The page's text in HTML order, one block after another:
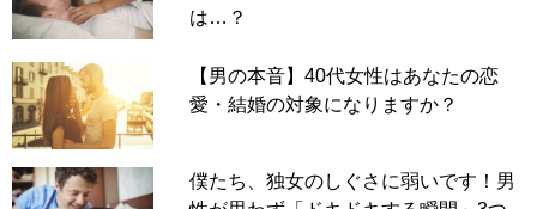
は…？
【男の本音】40代女性はあなたの恋
愛・結婚の対象になりますか？
僕たち、独女のしぐさに弱いです！男